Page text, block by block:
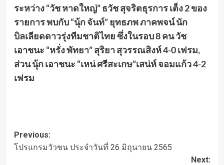
ระหว่าง “วัช หาดใหญ่” ธวัช สุจริตธุรการ เต็ง 2 ของ
รายการ พบกับ“นุ้ก จันท์”ยุทธภพ ภาคพจน์ นัก
บิลเลียดดาวรุ่งทีมชาติไทย ซึ่งในรอบ 8 คน วัช
เอาชนะ “หรั่ง พัทยา” สุริยา สุวรรณสิงห์ 4-0 เฟรม,
ส่วน นุ้ก เอาชนะ “เหน่ ศรีสะเกษ”เสน่ห์ จอมแก้ว 4-2
เฟรม
Post
navigation
Previous:
โปรแกรมวัวชน ประจำวันที่ 26 มิถุนายน 2565
Next: